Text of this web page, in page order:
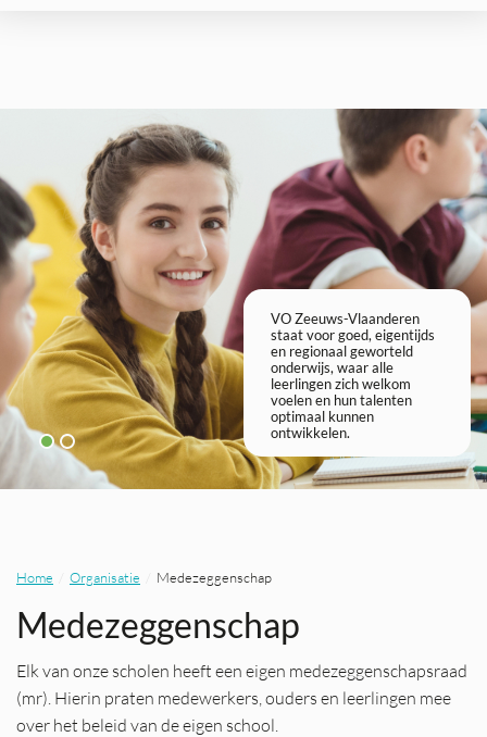
VO Zeeuws-Vlaanderen
staat voor goed, eigentijds
en regionaal geworteld
onderwijs, waar alle
leerlingen zich welkom
voelen en hun talenten
optimaal kunnen
ontwikkelen.
VO
Home Organisatie Medezeggenschap
Medezeggenschap
Elk van onze scholen heeft een eigen medezeggenschapsraad
(mr). Hierin praten medewerkers, ouders en leerlingen mee
over het beleid van de eigen school.